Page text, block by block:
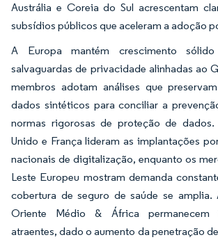
Austrália e Coreia do Sul acrescentam
subsídios públicos que aceleram a adoção
A Europa mantém crescimento
salvaguardas de privacidade alinhadas ao
membros adotam análises que
dados sintéticos para conciliar a
normas rigorosas de proteção de dados.
Unido e França lideram as implantações
nacionais de digitalização, enquanto os
Leste Europeu mostram demanda
cobertura de seguro de saúde se amplia.
Oriente Médio & África permanecem
atraentes, dado o aumento da penetração